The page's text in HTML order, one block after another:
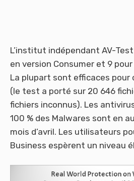
L’institut indépendant AV-
en version Consumer et 9
La plupart sont efficaces pour
(le test a porté sur 20 646
fichiers inconnus). Les
100 % des Malwares sont en
mois d’avril. Les utilisateurs
Business espèrent un niveau